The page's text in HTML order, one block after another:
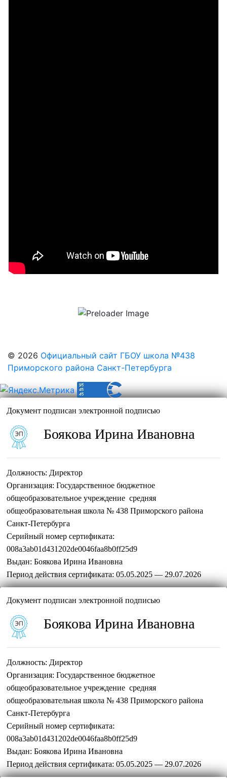
© 2026 Официальный сайт ГБОУ школа №438
Приморского района Санкт-Петербурга
Документ подписан электронной подписью
Боякова Ирина Ивановна
Должность: Директор
Организация: Государственное бюджетное
общеобразовательное учреждение средняя
общеобразовательная школа № 438 Приморского района
Санкт-Петербурга
Серийный номер сертификата:
008a3ab01d431202de0046faa8b0ff25d9
Выдан: Боякова Ирина Ивановна
Период действия сертификата: 05.05.2025 — 29.07.2026
Документ подписан электронной подписью
Боякова Ирина Ивановна
Должность: Директор
Организация: Государственное бюджетное
общеобразовательное учреждение средняя
общеобразовательная школа № 438 Приморского района
Санкт-Петербурга
Серийный номер сертификата:
008a3ab01d431202de0046faa8b0ff25d9
Выдан: Боякова Ирина Ивановна
Период действия сертификата: 05.05.2025 — 29.07.2026